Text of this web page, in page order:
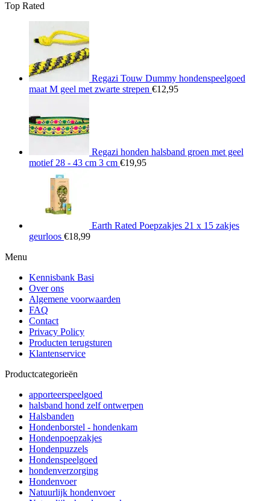
Top Rated
Regazi Touw Dummy hondenspeelgoed
maat M geel met zwarte strepen €12,95
Regazi honden halsband groen met geel
motief 28 - 43 cm 3 cm €19,95
Earth Rated Poepzakjes 21 x 15 zakjes
geurloos €18,99
Menu
Kennisbank Basi
Over ons
Algemene voorwaarden
FAQ
Contact
Privacy Policy
Producten terugsturen
Klantenservice
Productcategorieën
apporteerspeelgoed
halsband hond zelf ontwerpen
Halsbanden
Hondenborstel - hondenkam
Hondenpoepzakjes
Hondenpuzzels
Hondenspeelgoed
hondenverzorging
Hondenvoer
Natuurlijk hondenvoer